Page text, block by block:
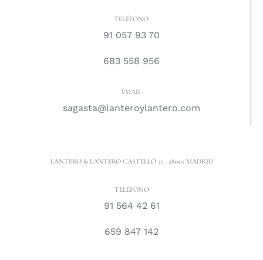
TELÉFONO
91 057 93 70
683 558 956
EMAIL
sagasta@lanteroylantero.com
LANTERO & LANTERO CASTELLÓ 35 . 28001 MADRID
TELÉFONO
91 564 42 61
659 847 142